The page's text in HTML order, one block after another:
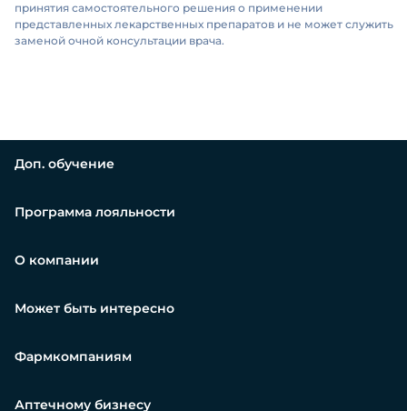
принятия самостоятельного решения о применении
представленных лекарственных препаратов и не может служить
заменой очной консультации врача.
Доп. обучение
Программа лояльности
О компании
Может быть интересно
Фармкомпаниям
Аптечному бизнесу